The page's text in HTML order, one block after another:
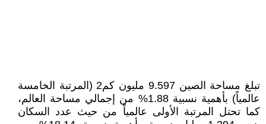
تبلغ مساحة الصين 9.597 مليون كم2 (المرتبة الخامسة
عالمياً) بأهمية نسبية 1.88% من إجمالي مساحة العالم،
كما تحتل المرتبة الأولى عالمياً من حيث عدد السكان